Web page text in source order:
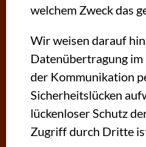
welchem Zweck das
Wir weisen darauf
Datenübertragung im
der Kommunikation
Sicherheitslücken
lückenloser Schutz
Zugriff durch Dritte